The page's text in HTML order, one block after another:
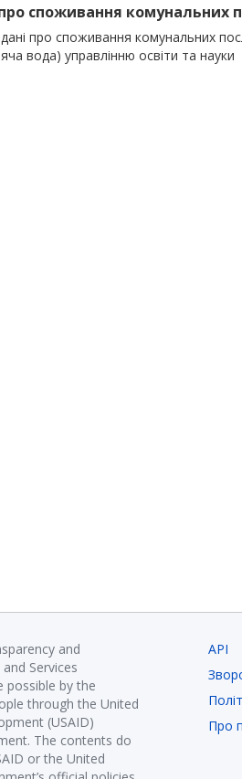
споживання комунальних
про споживання комунальних
вода) управлінню освіти та науки
and
Services
possible by the
through the United
(USAID)
The contents do
or the United
API
Про